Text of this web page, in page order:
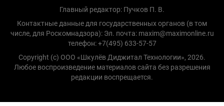
Главный редактор: Пучков П. В.
Контактные данные для государственных органов (в том
числе, для Роскомнадзора): Эл. почта: maxim@maximonline.ru
телефон: +7(495) 633-57-57
Copyright (с) ООО «Шкулёв Диджитал Технологии», 2026.
Любое воспроизведение материалов сайта без разрешения
редакции воспрещается.